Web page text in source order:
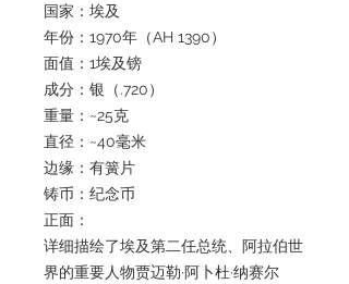
国家：埃及
年份：1970年（AH 1390）
面值：1埃及镑
成分：银（.720）
重量：~25克
直径：~40毫米
边缘：有簧片
铸币：纪念币
正面：
详细描绘了埃及第二任总统、阿拉伯世
界的重要人物贾迈勒·阿卜杜·纳赛尔